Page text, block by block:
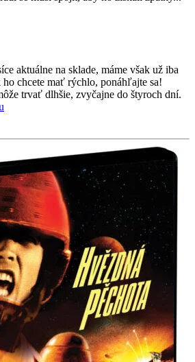
aktuálne na sklade, máme však už iba
ho chcete mať rýchlo, ponáhľajte sa!
trvať dlhšie, zvyčajne do štyroch dní.